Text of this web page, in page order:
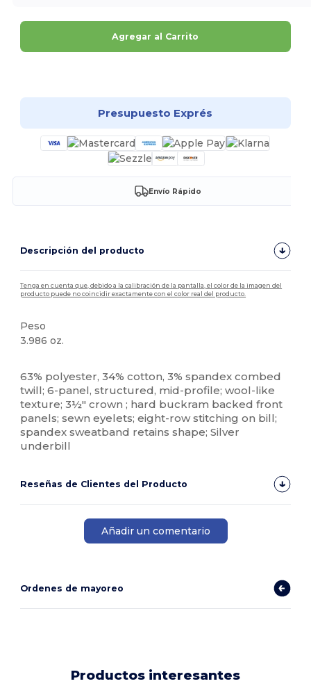
Agregar al Carrito
Presupuesto Exprés
Envío Rápido
Descripción del producto
Tenga en cuenta que, debido a la calibración de la pantalla, el color de la imagen del
producto puede no coincidir exactamente con el color real del producto.
Peso
3.986 oz.
63% polyester, 34% cotton, 3% spandex combed
twill; 6-panel, structured, mid-profile; wool-like
texture; 3½" crown ; hard buckram backed front
panels; sewn eyelets; eight-row stitching on bill;
spandex sweatband retains shape; Silver
underbill
Reseñas de Clientes del Producto
Añadir un comentario
Ordenes de mayoreo
Productos interesantes